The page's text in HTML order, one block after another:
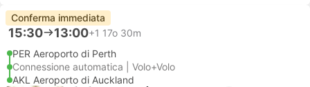
Conferma immediata
15:30 13:00+1 17o 30m
PER Aeroporto di Perth
Connessione automatica | Volo+Volo
AKL Aeroporto di Auckland